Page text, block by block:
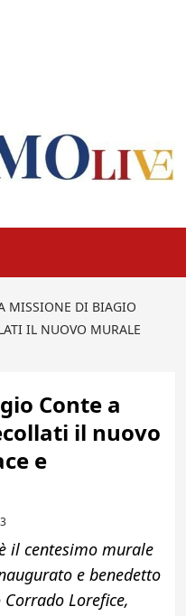
MISSIONE DI BIAGIO
IL NUOVO MURALE
Conte a
il nuovo
e
il centesimo murale
e benedetto
Lorefice,